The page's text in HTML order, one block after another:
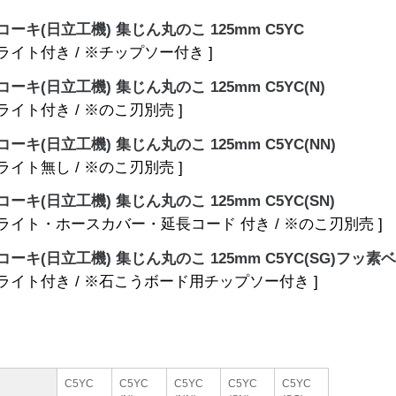
ーキ(日立工機) 集じん丸のこ 125mm C5YC
イト付き / ※チップソー付き ]
ーキ(日立工機) 集じん丸のこ 125mm C5YC(N)
イト付き / ※のこ刃別売 ]
ーキ(日立工機) 集じん丸のこ 125mm C5YC(NN)
イト無し / ※のこ刃別売 ]
ーキ(日立工機) 集じん丸のこ 125mm C5YC(SN)
イト・ホースカバー・延長コード 付き / ※のこ刃別売 ]
ーキ(日立工機) 集じん丸のこ 125mm C5YC(SG)フッ素
イト付き / ※石こうボード用チップソー付き ]
C5YC
C5YC
C5YC
C5YC
C5YC